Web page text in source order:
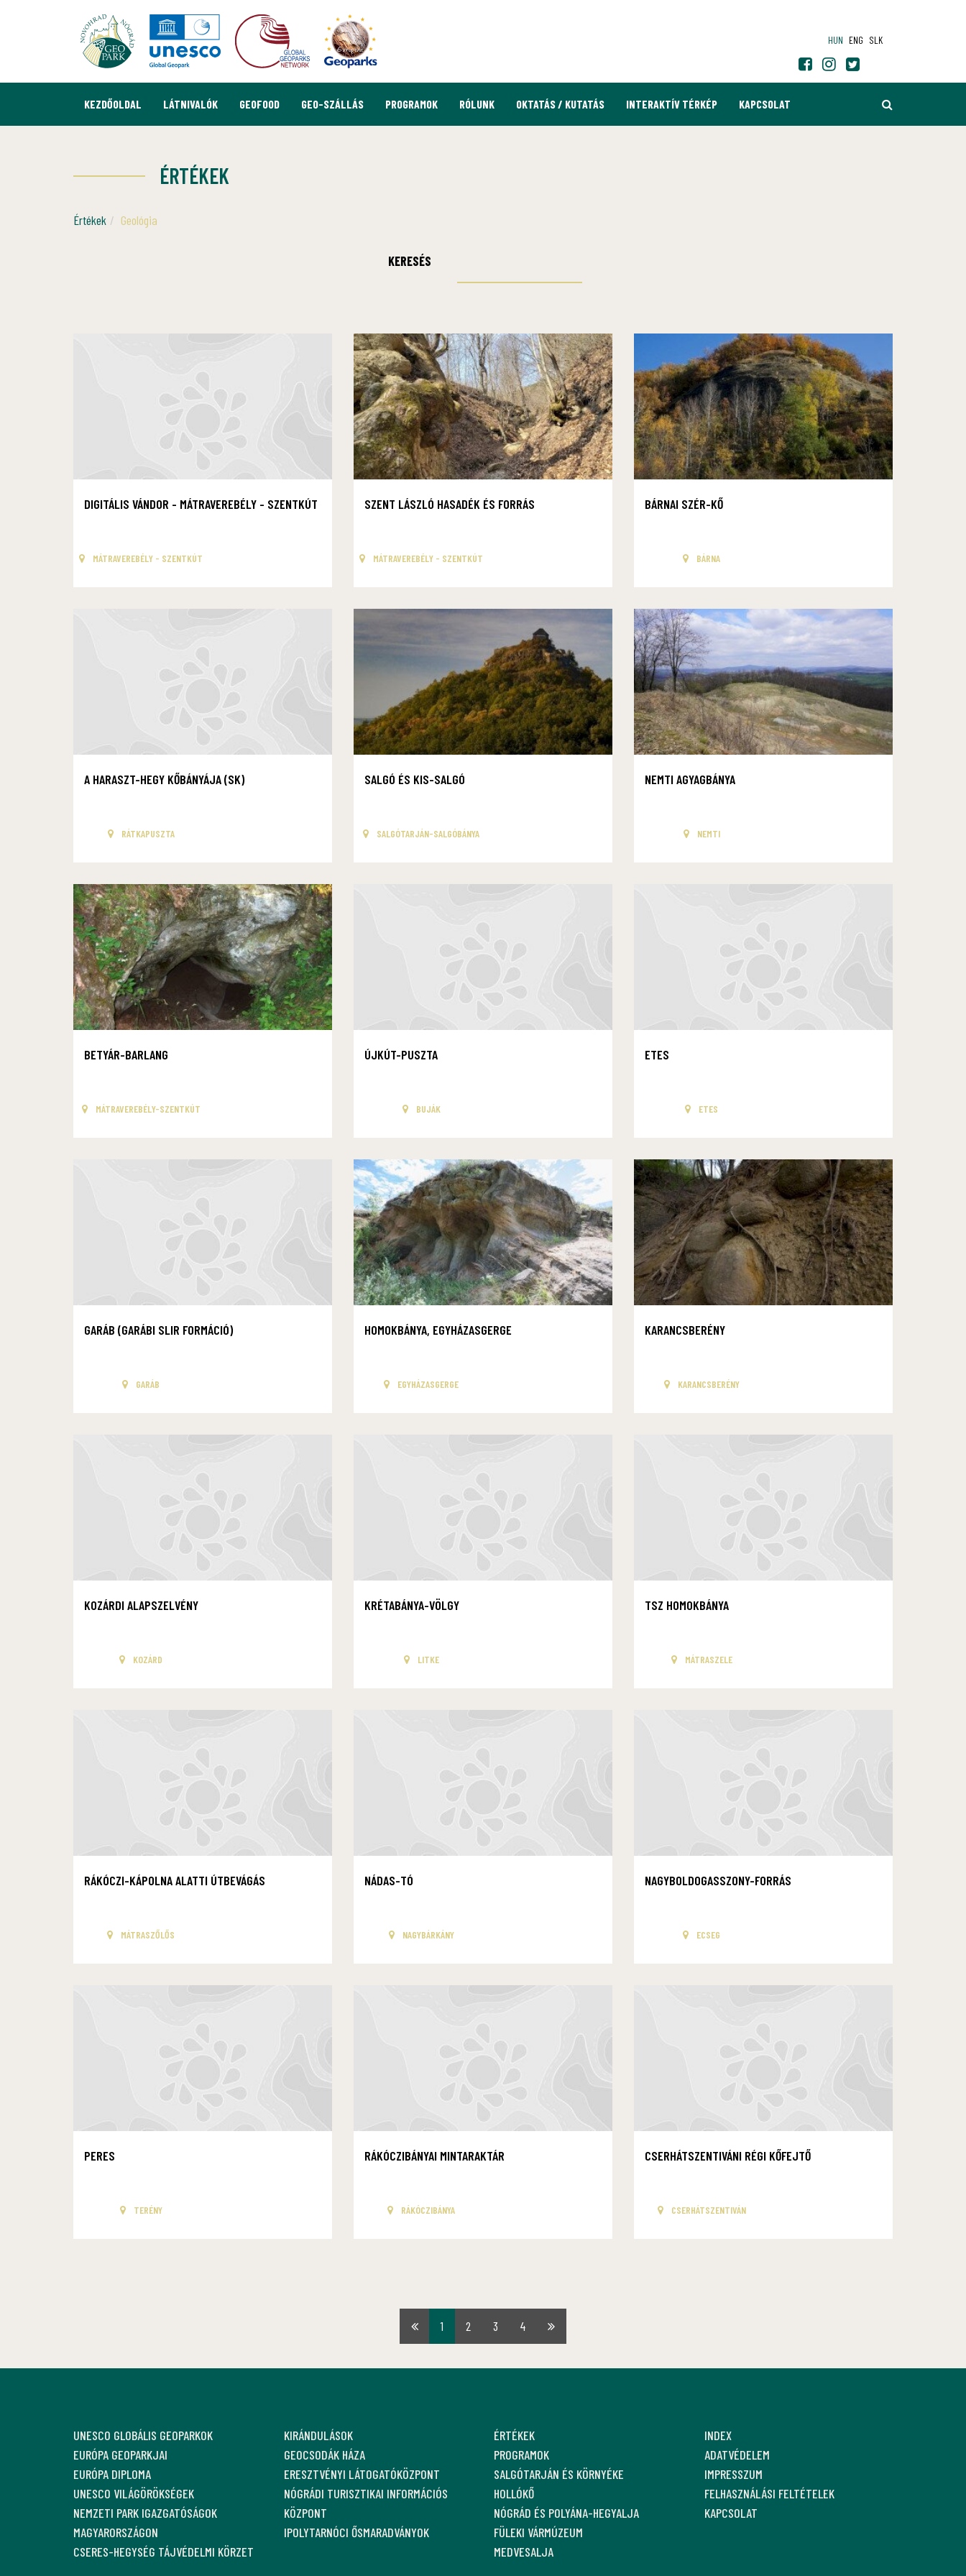
HUN ENG SLK
KEZDŐOLDAL LÁTNIVALÓK GEOFOOD GEO-SZÁLLÁS PROGRAMOK RÓLUNK OKTATÁS / KUTATÁS INTERAKTÍV TÉRKÉP KAPCSOLAT
ÉRTÉKEK
Értékek Geológia
KERESÉS
DIGITÁLIS VÁNDOR - MÁTRAVEREBÉLY - SZENTKÚT
MÁTRAVEREBÉLY - SZENTKÚT
SZENT LÁSZLÓ HASADÉK ÉS FORRÁS
MÁTRAVEREBÉLY - SZENTKÚT
BÁRNAI SZÉR-KŐ
BÁRNA
A HARASZT-HEGY KŐBÁNYÁJA (SK)
RÁTKAPUSZTA
SALGÓ ÉS KIS-SALGÓ
SALGÓTARJÁN-SALGÓBÁNYA
NEMTI AGYAGBÁNYA
NEMTI
BETYÁR-BARLANG
MÁTRAVEREBÉLY-SZENTKÚT
ÚJKÚT-PUSZTA
BUJÁK
ETES
ETES
GARÁB (GARÁBI SLIR FORMÁCIÓ)
GARÁB
HOMOKBÁNYA, EGYHÁZASGERGE
EGYHÁZASGERGE
KARANCSBERÉNY
KARANCSBERÉNY
KOZÁRDI ALAPSZELVÉNY
KOZÁRD
KRÉTABÁNYA-VÖLGY
LITKE
TSZ HOMOKBÁNYA
MÁTRASZELE
RÁKÓCZI-KÁPOLNA ALATTI ÚTBEVÁGÁS
MÁTRASZŐLŐS
NÁDAS-TÓ
NAGYBÁRKÁNY
NAGYBOLDOGASSZONY-FORRÁS
ECSEG
PERES
TERÉNY
RÁKÓCZIBÁNYAI MINTARAKTÁR
RÁKÓCZIBÁNYA
CSERHÁTSZENTIVÁNI RÉGI KŐFEJTŐ
CSERHÁTSZENTIVÁN
Első1 2 3 4
Utolsó
UNESCO GLOBÁLIS GEOPARKOK
EURÓPA GEOPARKJAI
EURÓPA DIPLOMA
UNESCO VILÁGÖRÖKSÉGEK
NEMZETI PARK IGAZGATÓSÁGOK
MAGYARORSZÁGON
CSERES-HEGYSÉG TÁJVÉDELMI KÖRZET
KIRÁNDULÁSOK
GEOCSODÁK HÁZA
ERESZTVÉNYI LÁTOGATÓKÖZPONT
NÓGRÁDI TURISZTIKAI INFORMÁCIÓS
KÖZPONT
IPOLYTARNÓCI ŐSMARADVÁNYOK
ÉRTÉKEK
PROGRAMOK
SALGÓTARJÁN ÉS KÖRNYÉKE
HOLLÓKŐ
NÓGRÁD ÉS POLYÁNA-HEGYALJA
FÜLEKI VÁRMÚZEUM
MEDVESALJA
INDEX
ADATVÉDELEM
IMPRESSZUM
FELHASZNÁLÁSI FELTÉTELEK
KAPCSOLAT